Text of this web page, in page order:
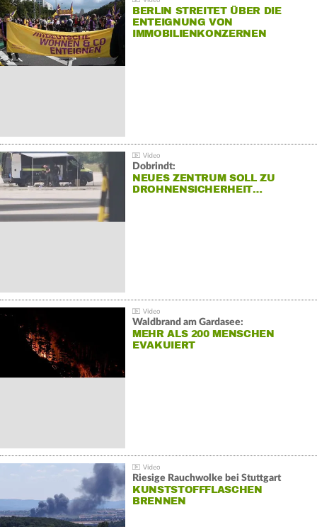
BERLIN STREITET ÜBER DIE
ENTEIGNUNG VON
IMMOBILIENKONZERNEN
Dobrindt:
NEUES ZENTRUM SOLL ZU
DROHNENSICHERHEIT…
Waldbrand am Gardasee:
MEHR ALS 200 MENSCHEN
EVAKUIERT
Riesige Rauchwolke bei Stuttgart
KUNSTSTOFFFLASCHEN
BRENNEN